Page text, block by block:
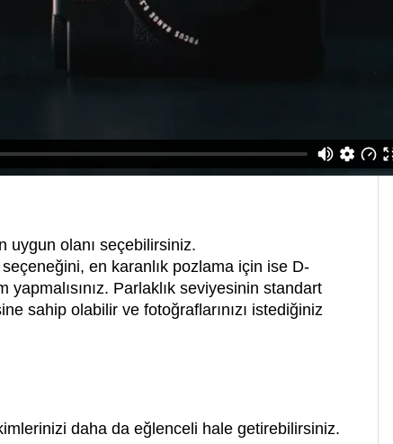
uygun olanı seçebilirsiniz.
en karanlık pozlama için ise D-
Parlaklık seviyesinin standart
sahip olabilir ve fotoğraflarınızı istediğiniz
daha da eğlenceli hale getirebilirsiniz.